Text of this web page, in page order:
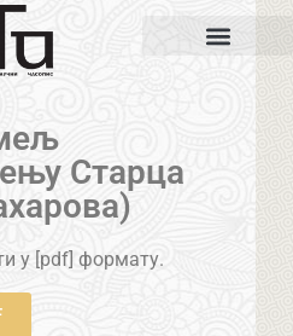
Старца
у [pdf] формату.